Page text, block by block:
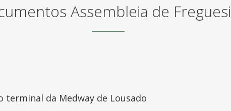
Assembleia de
da Medway de Lousado